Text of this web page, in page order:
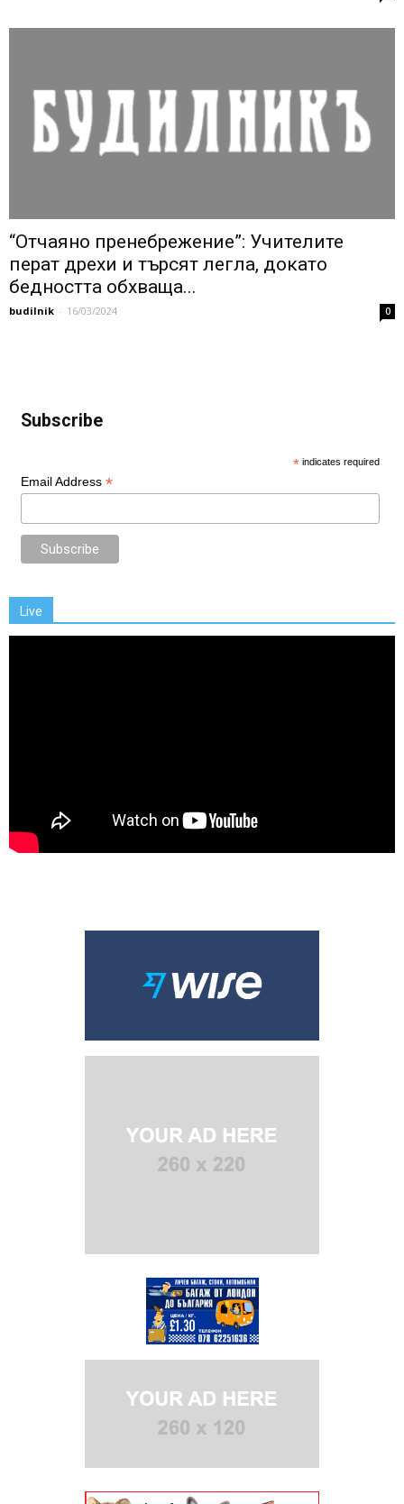
“Отчаяно пренебрежение”: Учителите
перат дрехи и търсят легла, докато
бедността обхваща...
budilnik - 16/03/2024 0
Subscribe
* indicates required
Email Address *
Live